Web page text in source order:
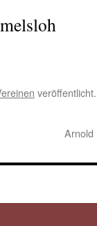
Arnold